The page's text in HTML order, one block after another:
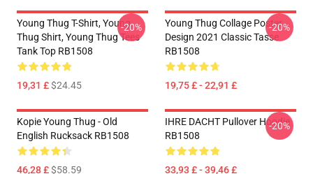
Young Thug T-Shirt, Young
Thug Shirt, Young Thug Tees
Tank Top RB1508
19,31 £$24.45
-20%
Young Thug Collage Poster
Design 2021 Classic Tasse
RB1508
19,75 £ - 22,91 £
-20%
Kopie Young Thug - Old
English Rucksack RB1508
46,28 £$58.59
IHRE DACHT Pullover Hoodie
RB1508
33,93 £ - 39,46 £
-20%